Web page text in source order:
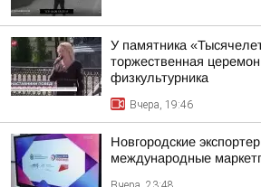
У памятника
торжественная
физкультурника
Вчера, 19:46
Новгородские
международные